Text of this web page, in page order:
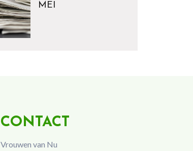
MEI
CONTACT
Vrouwen van Nu